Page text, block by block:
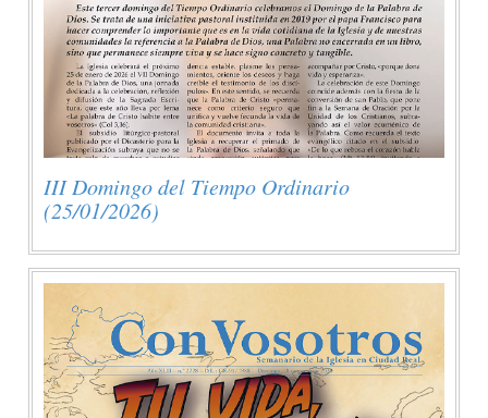
III Domingo del Tiempo Ordinario
(25/01/2026)